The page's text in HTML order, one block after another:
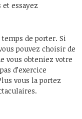
essayez
de porter. Si
pouvez choisir de
vous obteniez votre
d’exercice
vous la portez